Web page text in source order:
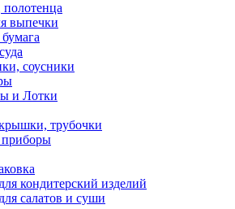
выпечки
соусники
и Лотки
трубочки
кондитерский изделий
салатов и суши